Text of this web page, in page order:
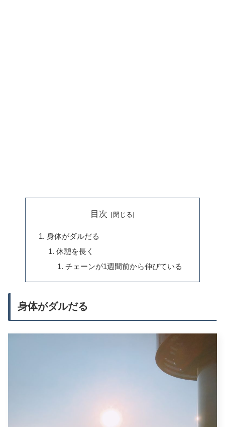
目次
身体がダルだる
休憩を長く
チェーンが1週間前から伸びている
身体がダルだる